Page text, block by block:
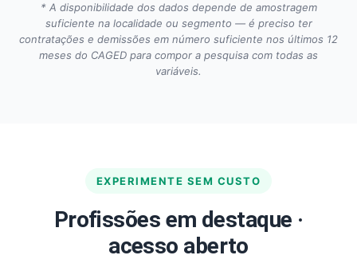
* A disponibilidade dos dados depende de amostragem
suficiente na localidade ou segmento — é preciso ter
contratações e demissões em número suficiente nos últimos 12
meses do CAGED para compor a pesquisa com todas as
variáveis.
EXPERIMENTE SEM CUSTO
Profissões em destaque ·
acesso aberto